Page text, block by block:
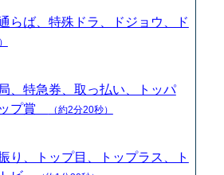
らば、特殊ドラ、ドジョウ、ド
、特急券、取っ払い、トッパ
プ賞
（約2分20秒）
り、トップ目、トップラス、ト